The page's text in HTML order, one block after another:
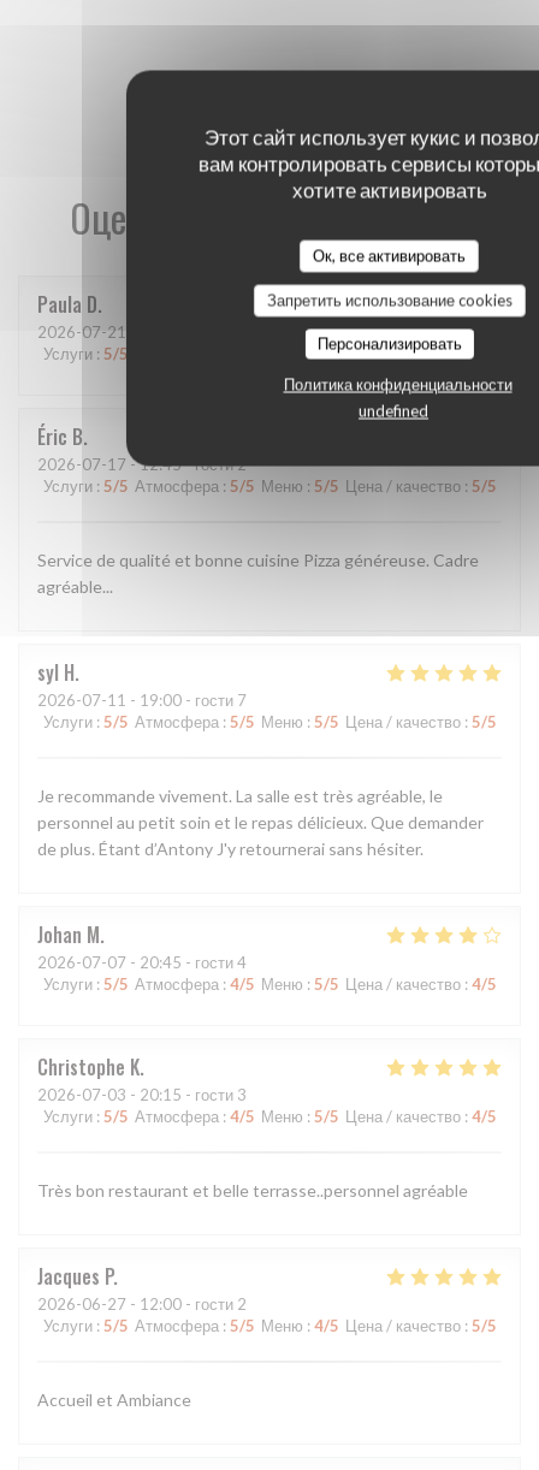
Этот сайт использует кукис и
вам контролировать сервисы
хотите активировать
Ок, все активировать
Запретить использование cookies
Персонализировать
Политика конфиденциальности
undefined
Оценки наших посетителей
Paula D
2026-07-21
Услуги : 5/5 : 4 /5 Цена / качество: 5
Éric B
2026-07-17 - 12:45 - гости 2
Услуги : 5/5 Атмосфера : 5/5 Меню : 5/5 Цена / качество : 5/5
Service de qualité et bonne cuisine Pizza généreuse. Cadre
agréable...
syl H
2026-07-11 - 19:00 - гости 7
Услуги : 5/5 Атмосфера : 5/5 Меню : 5/5 Цена / качество : 5/5
Je recommande vivement. La salle est très agréable, le
personnel au petit soin et le repas délicieux. Que demander
de plus. Étant d’Antony J'y retournerai sans hésiter.
Johan M
2026-07-07 - 20:45 - гости 4
Услуги : 5/5 Атмосфера : 4/5 Меню : 5/5 Цена / качество : 4/5
Christophe K
2026-07-03 - 20:15 - гости 3
Услуги : 5/5 Атмосфера : 4/5 Меню : 5/5 Цена / качество : 4/5
Très bon restaurant et belle terrasse..personnel agréable
Jacques P
2026-06-27 - 12:00 - гости 2
Услуги : 5/5 Атмосфера : 5/5 Меню : 4/5 Цена / качество : 5/5
Accueil et Ambiance